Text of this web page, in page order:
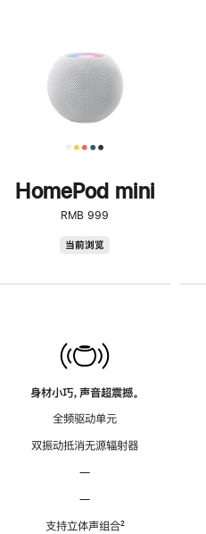
HomePod mini
RMB 999
当前浏览
身材小巧，声音超震撼。
全频驱动单元
双振动抵消无源辐射器
—
—
支持立体声组合脚
²